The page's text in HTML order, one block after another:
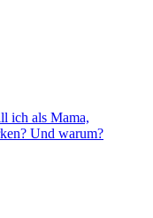
ich als Mama,
Und warum?